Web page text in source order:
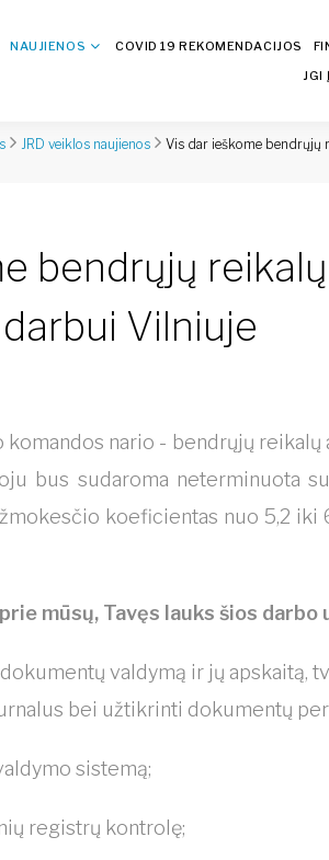
NAUJIENOS COVID 19 REKOMENDACIJOS
JGI
JRD veiklos naujienos Vis dar ieškome bendrųjų
bendrųjų
Vilniuje
komandos nario - bendrųjų
bus sudaroma neterminuota
koeficientas nuo 5,2
mūsų, Tavęs lauks šios darbo
valdymą ir jų apskaitą,
bei užtikrinti dokumentų
sistemą;
registrų kontrolę;